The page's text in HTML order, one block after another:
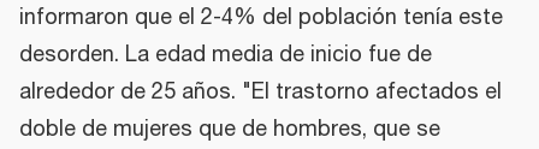
informaron que el 2-4% del población tenía este
desorden. La edad media de inicio fue de
alrededor de 25 años. "El trastorno afectados el
doble de mujeres que de hombres, que se